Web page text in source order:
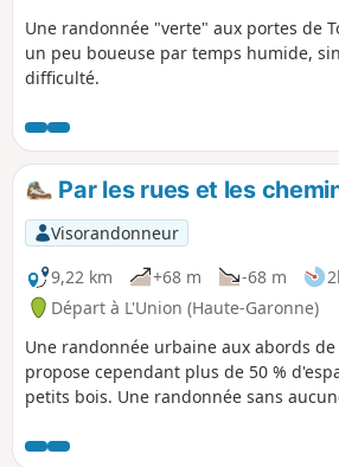
Une randonnée "verte" aux portes de
un peu boueuse par temps humide,
difficulté.
Par les rues et les
Visorandonneur
9,22 km
+68 m -68 m
Départ à L'Union (Haute-Garonne)
Une randonnée urbaine aux abords
propose cependant plus de 50 %
petits bois. Une randonnée sans